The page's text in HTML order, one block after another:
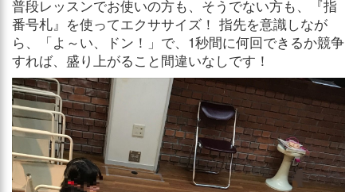
普段レッスンでお使いの方も、そうでない方も、『指
番号札』を使ってエクササイズ！ 指先を意識しなが
ら、「よ～い、ドン！」で、1秒間に何回できるか競争
すれば、盛り上がること間違いなしです！